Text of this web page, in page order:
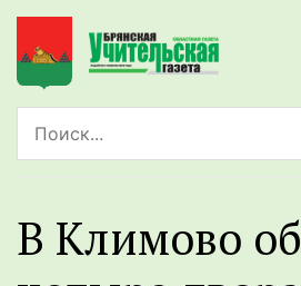
В Климово